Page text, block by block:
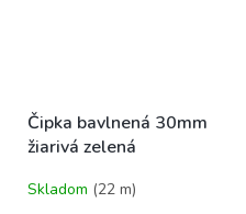
Čipka bavlnená 30mm
žiarivá zelená
Skladom (22 m)